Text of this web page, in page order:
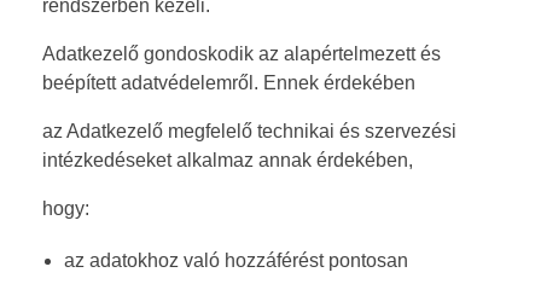
rendszerben kezeli.
Adatkezelő gondoskodik az alapértelmezett és
beépített adatvédelemről. Ennek érdekében
az Adatkezelő megfelelő technikai és szervezési
intézkedéseket alkalmaz annak érdekében,
hogy:
az adatokhoz való hozzáférést pontosan